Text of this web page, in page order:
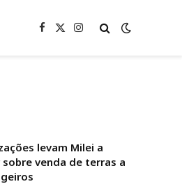
Facebook
X
Instagram
levam Milei a
sobre venda de terras a